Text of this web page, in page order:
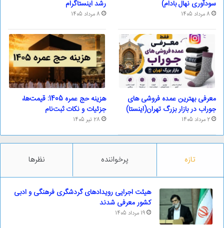
سودآوری نهال بادام)
8 مرداد 1405
رشد اینستاگرام
8 مرداد 1405
معرفی بهترین عمده فروشی های
جوراب در بازار بزرگ تهران(اینستا)
2 مرداد 1405
هزینه حج عمره 1405: قیمت‌ها،
جزئیات و نکات ثبت‌نام
28 تیر 1405
تازه پرخواننده نظرها
هیئت اجرایی رویدادهای گردشگری فرهنگی و ادبی
کشور معرفی شدند
19 مرداد 1405